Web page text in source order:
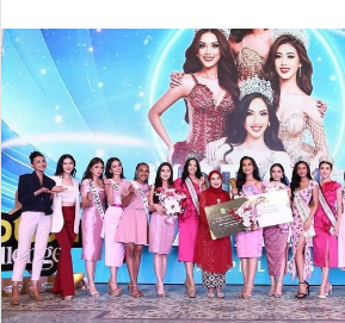
d
n
e
m
a
i